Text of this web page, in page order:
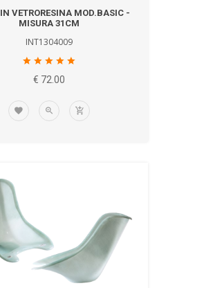
VETRORESINA MOD.BASIC -
MISURA 31CM
INT1304009
€ 72.00